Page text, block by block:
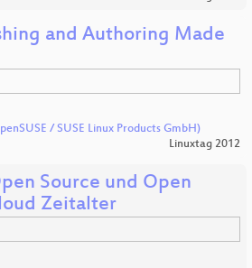
and Authoring Made
/ SUSE Linux Products GmbH)
Linuxtag 2012
Source und Open
Zeitalter